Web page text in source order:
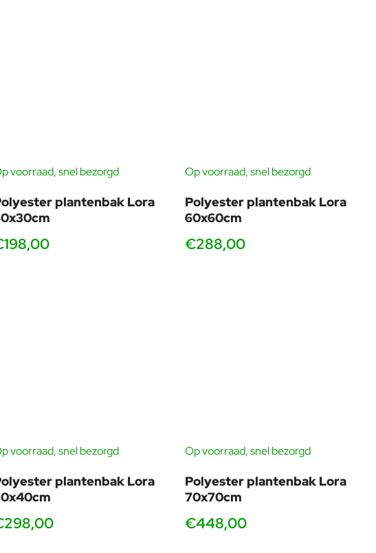
voorraad, snel bezorgd
plantenbak Lora
Op voorraad, snel bezorgd
Polyester plantenbak Lora
60x60cm
€288,00
voorraad, snel bezorgd
plantenbak Lora
Op voorraad, snel bezorgd
Polyester plantenbak Lora
70x70cm
€448,00